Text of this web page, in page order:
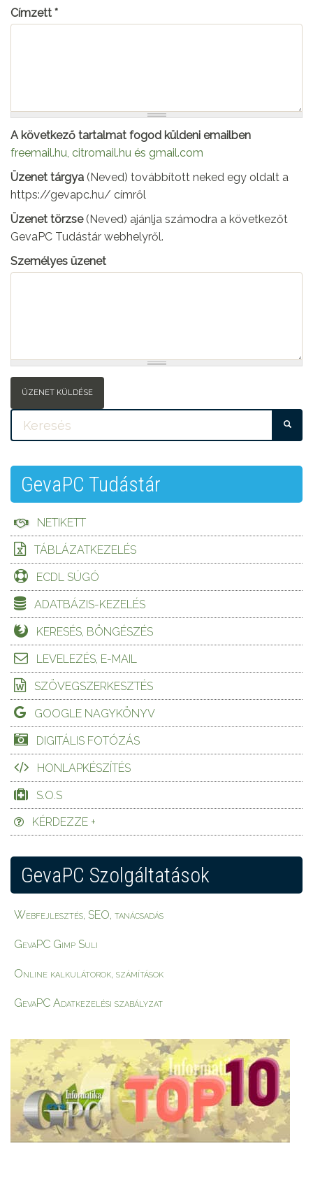
Címzett *
A következő tartalmat fogod küldeni emailben
freemail.hu, citromail.hu és gmail.com
Üzenet tárgya (Neved) továbbított neked egy oldalt a
https://gevapc.hu/ címről
Üzenet törzse(Neved) ajánlja számodra a következőt
GevaPC Tudástár webhelyről.
Személyes üzenet
ÜZENET KÜLDÉSE
GevaPC Tudástár
NETIKETT
TÁBLÁZATKEZELÉS
ECDL SÚGÓ
ADATBÁZIS-KEZELÉS
KERESÉS, BÖNGÉSZÉS
LEVELEZÉS, E-MAIL
SZÖVEGSZERKESZTÉS
GOOGLE NAGYKÖNYV
DIGITÁLIS FOTÓZÁS
HONLAPKÉSZÍTÉS
S.O.S
KÉRDEZZE +
GevaPC Szolgáltatások
Webfejlesztés, SEO, tanácsadás
GevaPC Gimp Suli
Online kalkulátorok, számítások
GevaPC Adatkezelési szabályzat